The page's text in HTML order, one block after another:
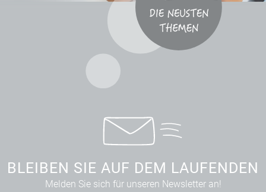
BLEIBEN SIE AUF DEM LAUFENDEN
Melden Sie sich für unseren Newsletter an!